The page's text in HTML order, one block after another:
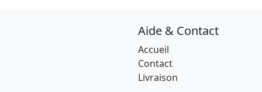
Aide & Contact
Accueil
Contact
Livraison